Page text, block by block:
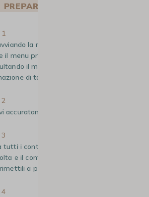
PREPARAZIONE
la modalità di decalcificazione, o
il menu premendo il pulsante specifico,
il manuale per ottenere la
di tasti necessaria.
accuratamente la cartuccia filtrante.
tutti i contenitori, compreso il vassoio
e il contenitore dei fondi di caffè,
a posto.